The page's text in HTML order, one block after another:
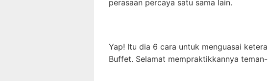
perasaan percaya satu sama lain.
Yap! Itu dia 6 cara untuk menguasai
Buffet. Selamat mempraktikkannya